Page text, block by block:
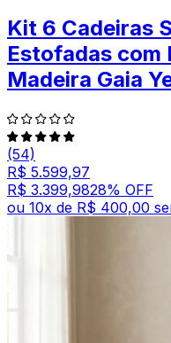
Kit 6 Cadeiras
Estofadas com
Madeira Gaia
(54)
R$ 5.599,97
R$ 3.399,9828% OFF
ou 10x de R$ 400,00